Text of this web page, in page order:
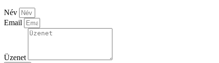
Név
Email
Üzenet